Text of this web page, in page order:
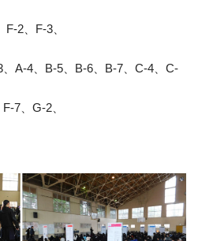
2、F-3、
4、B-5、B-6、B-7、C-4、C-
7、G-2、